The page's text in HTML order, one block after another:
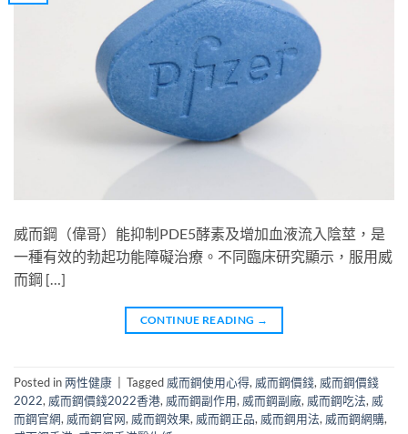
威而鋼（偉哥）能抑制PDE5酵素及增加血液流入陰莖，是
一種有效的勃起功能障礙治療。不同臨床研究顯示，服用威
而鋼 […]
CONTINUE READING →
Posted in两性健康 Tagged 威而鋼使用心得, 威而鋼價錢, 威而鋼價錢
2022, 威而鋼價錢2022香港, 威而鋼副作用, 威而鋼副廠, 威而鋼吃法, 威
而鋼官網, 威而鋼官网, 威而鋼效果, 威而鋼正品, 威而鋼用法, 威而鋼網購,